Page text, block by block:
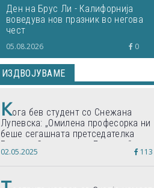
Ден на Брус Ли - Калифорнија
воведува нов празник во негова
чест
05.08.2026 0
ИЗДВОЈУВАМЕ
Кога бев студент со Снежана
Лупевска: „Омилена професорка ни
беше сегашната претседателка
Гордана Сиљановска-Давкова“
02.05.2025 113